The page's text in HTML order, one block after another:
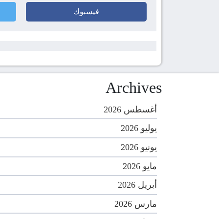
فيسبوك
Archives
أغسطس 2026
يوليو 2026
يونيو 2026
مايو 2026
أبريل 2026
مارس 2026